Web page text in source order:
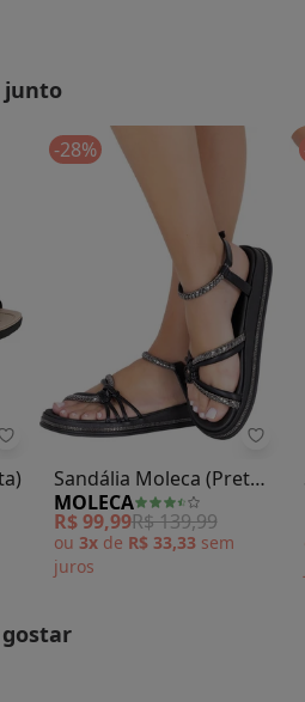
N/D*
N/D*
N/D*
N/D*
junto
Sandália Modare (Preta)
-28%
Sandália Moleca (Preto)
em Sintético
MOLECA
R$ 99,99R$ 139,99
ou 3x de R$ 33,33 sem
juros